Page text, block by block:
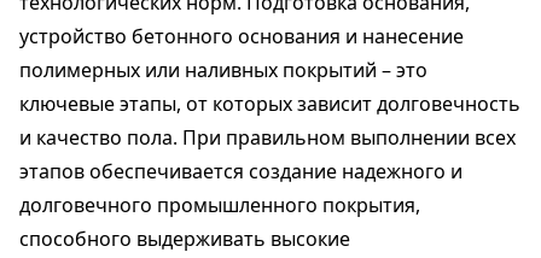
устройство бетонного основания и нанесение
полимерных или наливных покрытий – это
ключевые этапы, от которых зависит долговечность
и качество пола. При правильном выполнении всех
этапов обеспечивается создание надежного и
долговечного промышленного покрытия,
способного выдерживать высокие